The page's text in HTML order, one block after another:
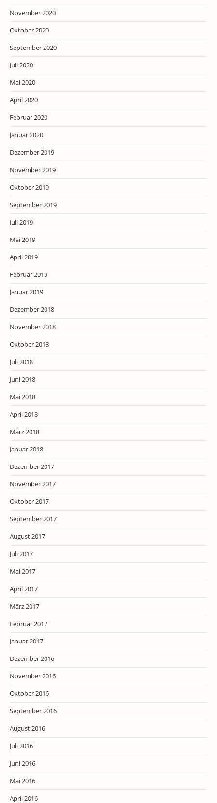
November 2020
Oktober 2020
September 2020
Juli 2020
Mai 2020
April 2020
Februar 2020
Januar 2020
Dezember 2019
November 2019
Oktober 2019
September 2019
Juli 2019
Mai 2019
April 2019
Februar 2019
Januar 2019
Dezember 2018
November 2018
Oktober 2018
Juli 2018
Juni 2018
Mai 2018
April 2018
März 2018
Januar 2018
Dezember 2017
November 2017
Oktober 2017
September 2017
August 2017
Juli 2017
Mai 2017
April 2017
März 2017
Februar 2017
Januar 2017
Dezember 2016
November 2016
Oktober 2016
September 2016
August 2016
Juli 2016
Juni 2016
Mai 2016
April 2016